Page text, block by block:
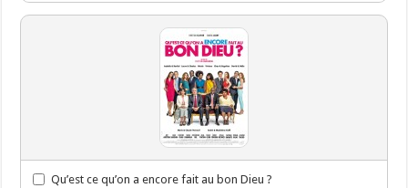
Qu’est ce qu’on a encore fait au bon Dieu ?